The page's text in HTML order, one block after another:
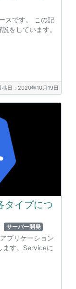
スです。 この記
をしています。
稿日：2020年10月19日
タイプにつ
サーバー開発
プリケーション
ます。Serviceに